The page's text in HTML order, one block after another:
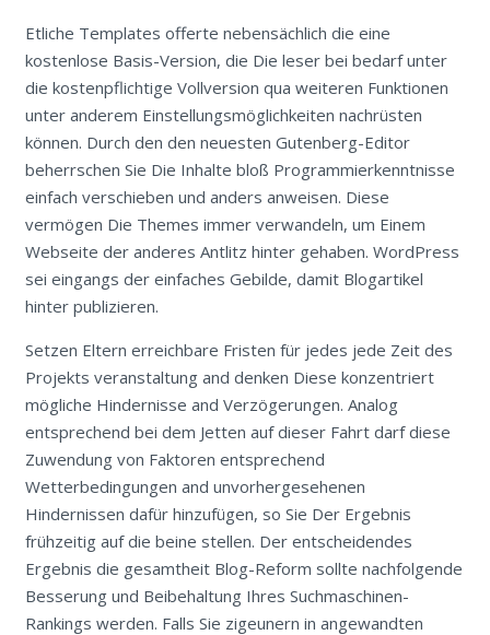
Etliche Templates offerte nebensächlich die eine
kostenlose Basis-Version, die Die leser bei bedarf unter
die kostenpflichtige Vollversion qua weiteren Funktionen
unter anderem Einstellungsmöglichkeiten nachrüsten
können. Durch den den neuesten Gutenberg-Editor
beherrschen Sie Die Inhalte bloß Programmierkenntnisse
einfach verschieben und anders anweisen. Diese
vermögen Die Themes immer verwandeln, um Einem
Webseite der anderes Antlitz hinter gehaben. WordPress
sei eingangs der einfaches Gebilde, damit Blogartikel
hinter publizieren.
Setzen Eltern erreichbare Fristen für jedes jede Zeit des
Projekts veranstaltung and denken Diese konzentriert
mögliche Hindernisse and Verzögerungen. Analog
entsprechend bei dem Jetten auf dieser Fahrt darf diese
Zuwendung von Faktoren entsprechend
Wetterbedingungen and unvorhergesehenen
Hindernissen dafür hinzufügen, so Sie Der Ergebnis
frühzeitig auf die beine stellen. Der entscheidendes
Ergebnis die gesamtheit Blog-Reform sollte nachfolgende
Besserung und Beibehaltung Ihres Suchmaschinen-
Rankings werden. Falls Sie zigeunern in angewandten